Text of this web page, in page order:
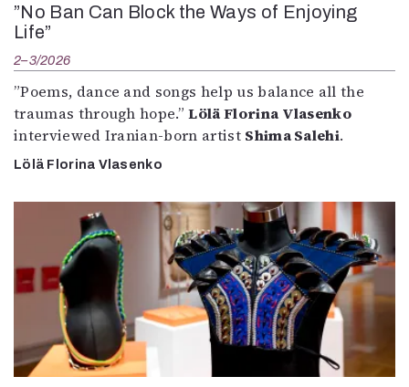
”No Ban Can Block the Ways of Enjoying
Life”
2–3/2026
”Poems, dance and songs help us balance all the
traumas through hope.”Lölä Florina Vlasenko
interviewed Iranian-born artist Shima Salehi.
Lölä Florina Vlasenko